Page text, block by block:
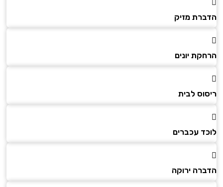
הדברת מזיק
הרחקת יונים
ריסוס לבית
לוכד עכברים
הדברה ירוקה